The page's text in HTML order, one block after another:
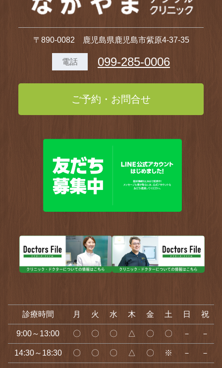
〒890-0082 鹿児島県鹿児島市紫原4-37-35
電話 099-285-0006
ご予約・お問合せ
診療時間 月 火 水 木 金 土 日 祝
9:00～13:00 〇 〇 〇 △ 〇 〇 － －
14:30～18:30 〇 〇 〇 △ 〇 ※ － －